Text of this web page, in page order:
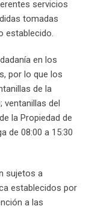
servicios
tomadas
establecido.
en los
por lo que los
de la
ventanillas del
la Propiedad de
de 08:00 a 15:30
sujetos a
establecidos por
a las